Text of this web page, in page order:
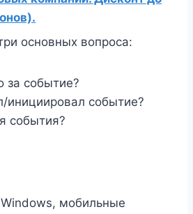
основных вопроса:
за событие?
инициировал событие?
события?
мобильные